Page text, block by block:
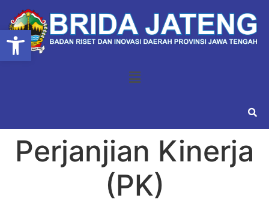
Open toolbar
Perjanjian Kinerja
(PK)